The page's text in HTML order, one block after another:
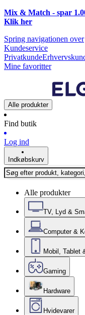
Mix & Match - spar
Klik her
Spring navigationen over
Kundeservice
Privatkunde
Mine favoritter
Alle produkter
Find butik
Log ind
Indkøbskurv
Alle produkter
TV, Lyd &
Computer &
Mobil, Tablet
Gaming
Hardware
Hvidevarer